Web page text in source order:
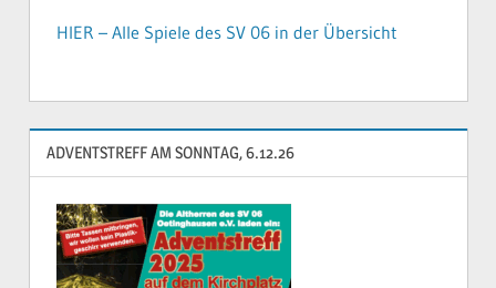
HIER – Alle Spiele des SV 06 in der Übersicht
ADVENTSTREFF AM SONNTAG, 6.12.26